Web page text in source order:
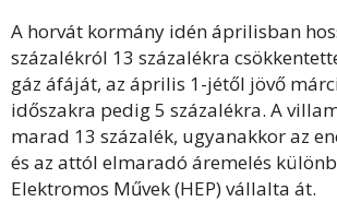
A horvát kormány idén áprilisban
százalékról 13 százalékra
gáz áfáját, az április 1-jétől jövő
időszakra pedig 5 százalékra. A
marad 13 százalék, ugyanakkor az
és az attól elmaradó áremelés
Elektromos Művek (HEP) vállalta át.